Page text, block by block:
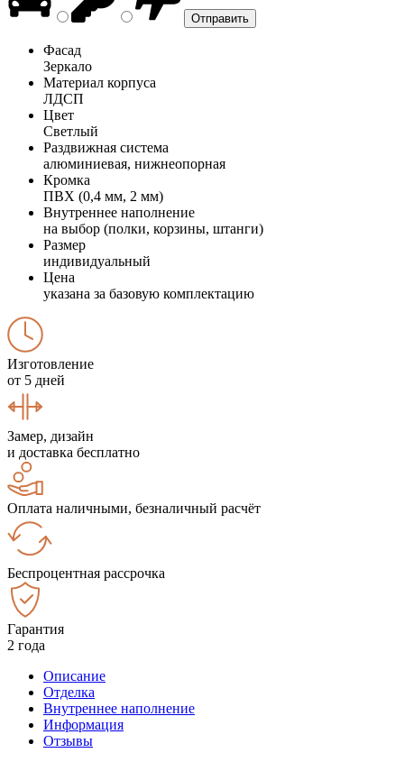
Фасад
Зеркало
Материал корпуса
ЛДСП
Цвет
Светлый
Раздвижная система
алюминиевая, нижнеопорная
Кромка
ПВХ (0,4 мм, 2 мм)
Внутреннее наполнение
на выбор (полки, корзины, штанги)
Размер
индивидуальный
Цена
указана за базовую комплектацию
Изготовление
от 5 дней
Замер, дизайн
и доставка бесплатно
Оплата наличными, безналичный расчёт
Беспроцентная рассрочка
Гарантия
2 года
Описание
Отделка
Внутреннее наполнение
Информация
Отзывы